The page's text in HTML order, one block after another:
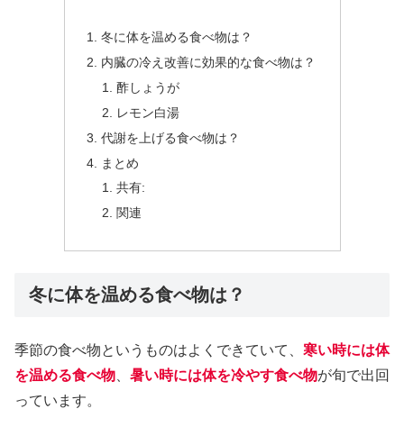
冬に体を温める食べ物は？
内臓の冷え改善に効果的な食べ物は？
酢しょうが
レモン白湯
代謝を上げる食べ物は？
まとめ
共有:
関連
冬に体を温める食べ物は？
季節の食べ物というものはよくできていて、 寒い時には体
を温める食べ物
暑い時には体を冷やす食べ物が旬で出回
っています。